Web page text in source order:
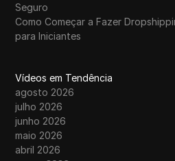
Seguro
Como Começar a Fazer
para Iniciantes
Vídeos em Tendência
agosto 2026
julho 2026
junho 2026
maio 2026
abril 2026